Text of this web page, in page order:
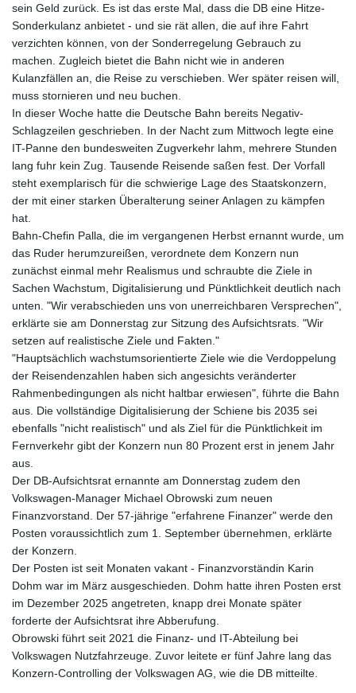
sein Geld zurück. Es ist das erste Mal, dass die DB eine Hitze-
Sonderkulanz anbietet - und sie rät allen, die auf ihre Fahrt
verzichten können, von der Sonderregelung Gebrauch zu
machen. Zugleich bietet die Bahn nicht wie in anderen
Kulanzfällen an, die Reise zu verschieben. Wer später reisen will,
muss stornieren und neu buchen.
In dieser Woche hatte die Deutsche Bahn bereits Negativ-
Schlagzeilen geschrieben. In der Nacht zum Mittwoch legte eine
IT-Panne den bundesweiten Zugverkehr lahm, mehrere Stunden
lang fuhr kein Zug. Tausende Reisende saßen fest. Der Vorfall
steht exemplarisch für die schwierige Lage des Staatskonzern,
der mit einer starken Überalterung seiner Anlagen zu kämpfen
hat.
Bahn-Chefin Palla, die im vergangenen Herbst ernannt wurde, um
das Ruder herumzureißen, verordnete dem Konzern nun
zunächst einmal mehr Realismus und schraubte die Ziele in
Sachen Wachstum, Digitalisierung und Pünktlichkeit deutlich nach
unten. "Wir verabschieden uns von unerreichbaren Versprechen",
erklärte sie am Donnerstag zur Sitzung des Aufsichtsrats. "Wir
setzen auf realistische Ziele und Fakten."
"Hauptsächlich wachstumsorientierte Ziele wie die Verdoppelung
der Reisendenzahlen haben sich angesichts veränderter
Rahmenbedingungen als nicht haltbar erwiesen", führte die Bahn
aus. Die vollständige Digitalisierung der Schiene bis 2035 sei
ebenfalls "nicht realistisch" und als Ziel für die Pünktlichkeit im
Fernverkehr gibt der Konzern nun 80 Prozent erst in jenem Jahr
aus.
Der DB-Aufsichtsrat ernannte am Donnerstag zudem den
Volkswagen-Manager Michael Obrowski zum neuen
Finanzvorstand. Der 57-jährige "erfahrene Finanzer" werde den
Posten voraussichtlich zum 1. September übernehmen, erklärte
der Konzern.
Der Posten ist seit Monaten vakant - Finanzvorständin Karin
Dohm war im März ausgeschieden. Dohm hatte ihren Posten erst
im Dezember 2025 angetreten, knapp drei Monate später
forderte der Aufsichtsrat ihre Abberufung.
Obrowski führt seit 2021 die Finanz- und IT-Abteilung bei
Volkswagen Nutzfahrzeuge. Zuvor leitete er fünf Jahre lang das
Konzern-Controlling der Volkswagen AG, wie die DB mitteilte.